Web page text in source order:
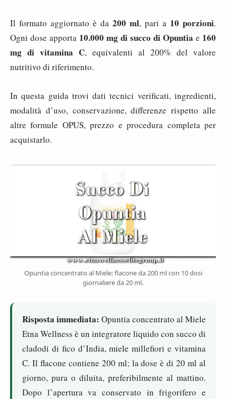
Il formato aggiornato è da 200 ml, pari a 10 porzioni.
Ogni dose apporta 10.000 mg di succo di Opuntia e 160
mg di vitamina C, equivalenti al 200% del valore
nutritivo di riferimento.
In questa guida trovi dati tecnici verificati, ingredienti,
modalità d’uso, conservazione, differenze rispetto alle
altre formule OPUS, prezzo e procedura completa per
acquistarlo.
Opuntia concentrato al Miele: flacone da 200 ml con 10 dosi
giornaliere da 20 ml.
Risposta immediata: Opuntia concentrato al Miele
Etna Wellness è un integratore liquido con succo di
cladodi di fico d’India, miele millefiori e vitamina
C. Il flacone contiene 200 ml; la dose è di 20 ml al
giorno, pura o diluita, preferibilmente al mattino.
Dopo l’apertura va conservato in frigorifero e